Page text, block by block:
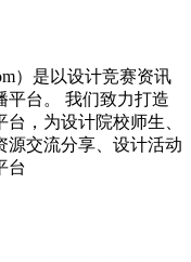
）是以设计竞赛资讯
平台。 我们致力打造
，为设计院校师生、
源交流分享、设计活动
台